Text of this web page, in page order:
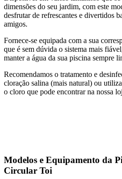
dimensões do seu jardim, com este
desfrutar de refrescantes e divertidos
amigos.
Fornece-se equipada com a sua
que é sem dúvida o sistema mais
manter a água da sua piscina sempre
Recomendamos o tratamento e
cloração salina (mais natural) ou
o cloro que pode encontrar na nossa
Modelos e Equipamento da
Circular Toi